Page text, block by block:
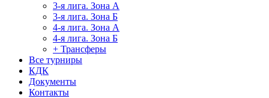
3-я лига. Зона А
3-я лига. Зона Б
4-я лига. Зона А
4-я лига. Зона Б
+ Трансферы
Все турниры
КДК
Документы
Контакты